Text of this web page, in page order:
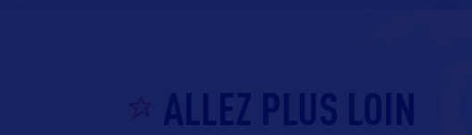
ALLEZ PLUS LOIN